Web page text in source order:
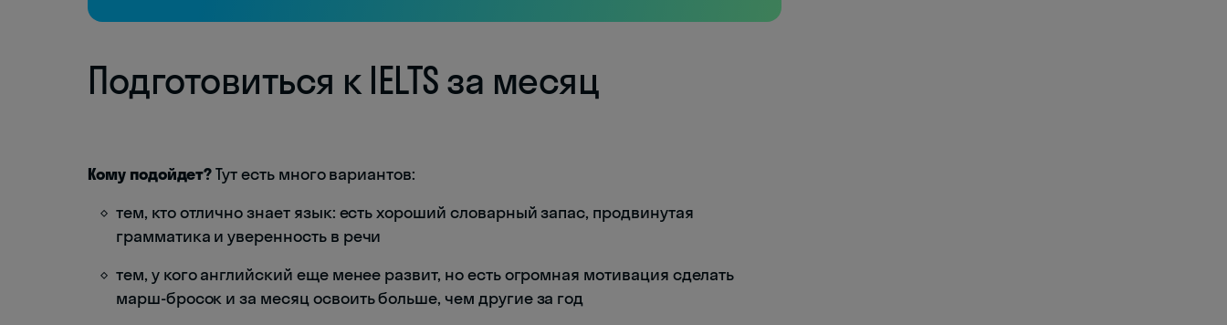
Подготовиться к IELTS за месяц
Кому подойдет?Тут есть много вариантов:
тем, кто отлично знает язык: есть хороший словарный запас, продвинутая
грамматика и уверенность в речи
тем, у кого английский еще менее развит, но есть огромная мотивация сделать
марш-бросок и за месяц освоить больше, чем другие за год